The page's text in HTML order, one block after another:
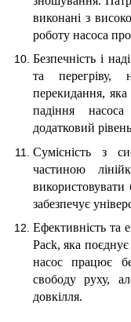
виконані з
роботу насоса
Безпечність і
та перегріву,
перекидання,
падіння
додатковий
Сумісність з
частиною
використовувати
забезпечує
Ефективність та
Pack, яка
насос працює
свободу руху,
довкілля.